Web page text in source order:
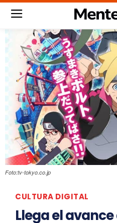
Foto:tv-tokyo.co.jp
CULTURA DIGITAL
Llega el